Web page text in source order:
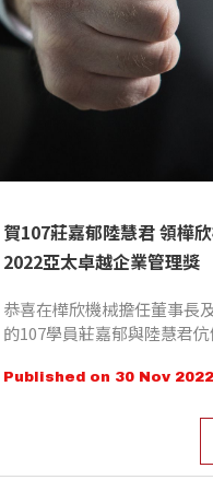
賀107莊嘉郁陸慧君 領樺
2022亞太卓越企業管理獎
恭喜在樺欣機械擔任董事長
的107學員莊嘉郁與陸慧君
MVP獎、創業楷模獎及創業
又獲得一個獎項：2022亞太
Published on 30 Nov 2022